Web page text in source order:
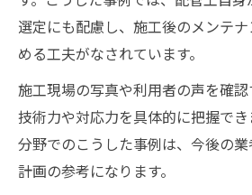
選定にも配慮し、施工後のメンテ
める工夫がなされています。
施工現場の写真や利用者の声を確
技術力や対応力を具体的に把握で
分野でのこうした事例は、今後の
計画の参考になります。